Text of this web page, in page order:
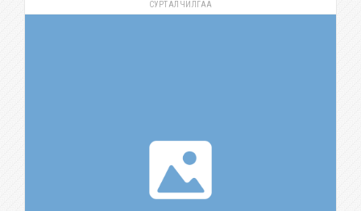
СУРТАЛЧИЛГАА